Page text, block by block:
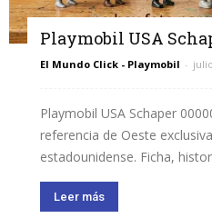
Playmobil USA
El Mundo Click - Playmobil -
Playmobil USA Schaper
referencia de Oeste
estadounidense. Ficha,
Leer más